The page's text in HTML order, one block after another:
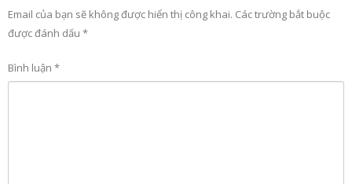
Email của bạn sẽ không được hiển thị công khai. Các trường bắt buộc
được đánh dấu *
Bình luận *